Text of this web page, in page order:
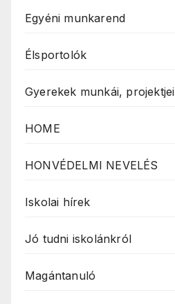
Egyéni munkarend
Élsportolók
Gyerekek munkái, projektjei
HOME
HONVÉDELMI NEVELÉS
Iskolai hírek
Jó tudni iskolánkról
Magántanuló